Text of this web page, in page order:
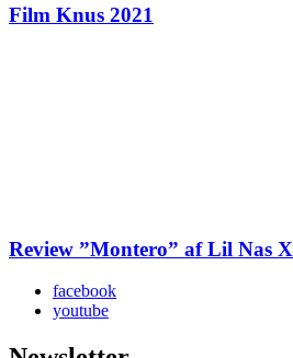
Film Knus 2021
Review ”Montero” af Lil Nas X
facebook
youtube